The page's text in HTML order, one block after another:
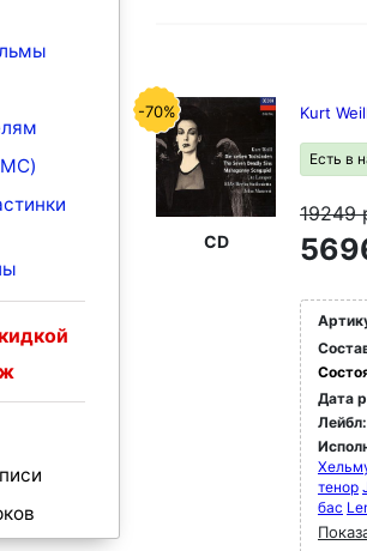
-70%
CD
Kurt
Есть в
19249
Дата
Лейбл:
тенор
бас